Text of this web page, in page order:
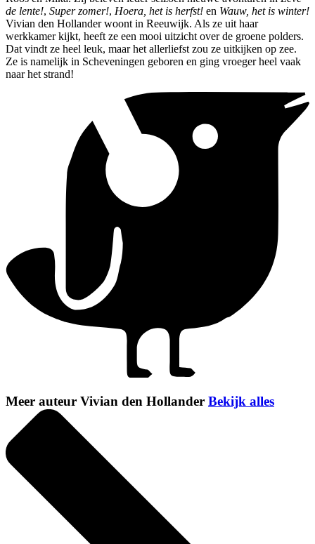
de lente!, Super zomer!, Hoera, het is herfst! en Wauw, het is winter!
Vivian den Hollander woont in Reeuwijk. Als ze uit haar
werkkamer kijkt, heeft ze een mooi uitzicht over de groene polders.
Dat vindt ze heel leuk, maar het allerliefst zou ze uitkijken op zee.
Ze is namelijk in Scheveningen geboren en ging vroeger heel vaak
naar het strand!
Meer auteur Vivian den Hollander Bekijk alles